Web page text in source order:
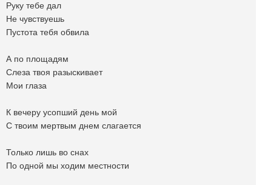
Руку тебе дал
Не чувствуешь
Пустота тебя обвила
А по площадям
Слеза твоя разыскивает
Мои глаза
К вечеру усопший день мой
С твоим мертвым днем слагается
Только лишь во снах
По одной мы ходим местности